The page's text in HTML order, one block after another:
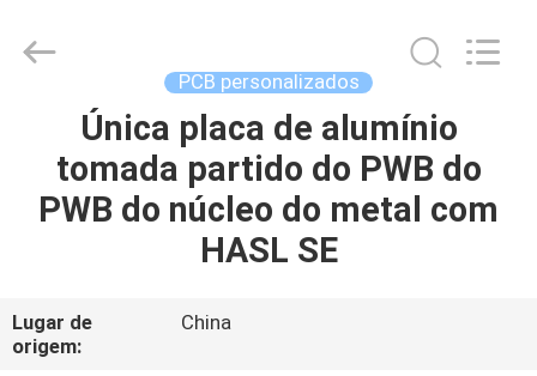
PARA
CASA
VÍDEOS
Technology
PCB personalizados
Única placa de alumínio
tomada partido do PWB do
PWB do núcleo do metal com
HASL SE
Lugar de
origem:
China